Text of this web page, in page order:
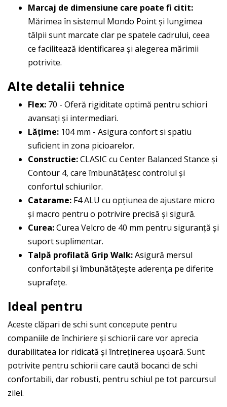
Marcaj de dimensiune care poate fi citit:
Mărimea în sistemul Mondo Point și lungimea
tălpii sunt marcate clar pe spatele cadrului, ceea
ce facilitează identificarea și alegerea mărimii
potrivite.
Alte detalii tehnice
Flex: 70 - Oferă rigiditate optimă pentru schiori
avansați și intermediari.
Lăţime: 104 mm - Asigura confort si spatiu
suficient in zona picioarelor.
Constructie:CLASIC cu Center Balanced Stance și
Contour 4, care îmbunătățesc controlul și
confortul schiurilor.
Catarame: F4 ALU cu opțiunea de ajustare micro
și macro pentru o potrivire precisă și sigură.
Curea:Curea Velcro de 40 mm pentru siguranță și
suport suplimentar.
Talpă profilată Grip Walk:Asigură mersul
confortabil și îmbunătățește aderența pe diferite
suprafețe.
Ideal pentru
Aceste clăpari de schi sunt concepute pentru
companiile de închiriere și schiorii care vor aprecia
durabilitatea lor ridicată și întreținerea ușoară. Sunt
potrivite pentru schiorii care caută bocanci de schi
confortabili, dar robusti, pentru schiul pe tot parcursul
zilei.